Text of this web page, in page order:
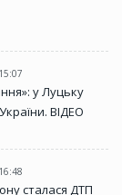
у Луцьку
ВІДЕО
сталася ДТП